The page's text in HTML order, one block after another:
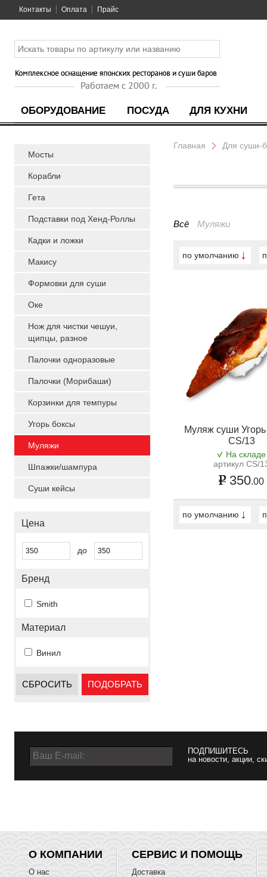
Контакты Оплата Прайс
ОБОРУДОВАНИЕ ПОСУДА ДЛЯ КУХНИ
Мосты
Корабли
Гета
Подставки под Хенд-Роллы
Кадки и ложки
Макису
Формовки для суши
Оке
Нож для чистки чешуи,
щипцы, разное
Палочки одноразовые
Палочки (Морибаши)
Корзинки для темпуры
Угорь боксы
Муляжи
Шпажки/шампура
Суши кейсы
Цена
до
Бренд
Smith
Материал
Винил
СБРОСИТЬ ПОДОБРАТЬ
Главная Для суши-
Всё Муляжи
по умолчанию
Муляж суши Угорь
CS/13
На складе
артикул CS/
350.00
по умолчанию
ПОДПИШИТЕСЬ
на новости, акции,
О КОМПАНИИ
О нас
СЕРВИС И ПОМОЩЬ
Доставка